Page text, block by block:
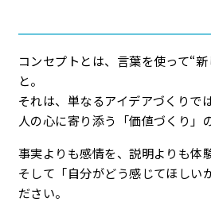
コンセプトとは、言葉を使って“
と。
それは、単なるアイデアづくりでは
人の心に寄り添う「価値づくり」
事実よりも感情を、説明よりも体験
そして「自分がどう感じてほしい
ださい。